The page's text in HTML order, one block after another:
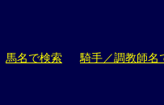
馬名で検索 騎手／調教師名